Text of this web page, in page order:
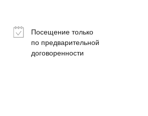
Посещение только
по предварительной
договоренности